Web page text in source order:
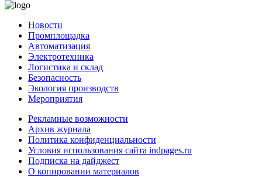
Новости
Промплощадка
Автоматизация
Электротехника
Логистика и склад
Безопасность
Экология производств
Мероприятия
Рекламные возможности
Архив журнала
Политика конфиденциальности
Условия использования сайта indpages.ru
Подписка на дайджест
О копировании материалов